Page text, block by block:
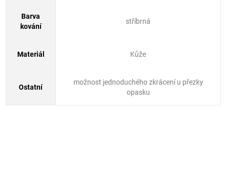
Barva
kování
stříbrná
Materiál Kůže
Ostatní
možnost jednoduchého zkrácení u přezky
opasku